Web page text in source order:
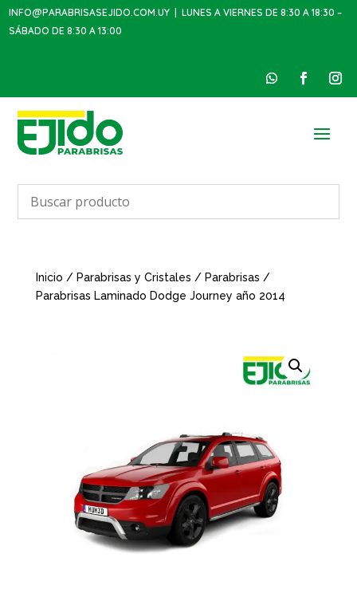
INFO@PARABRISASEJIDO.COM.UY | LUNES A VIERNES DE 8:30 A 18:30 –
SÁBADO DE 8:30 A 13:00
Inicio / Parabrisas y Cristales / Parabrisas /
Parabrisas Laminado Dodge Journey año 2014